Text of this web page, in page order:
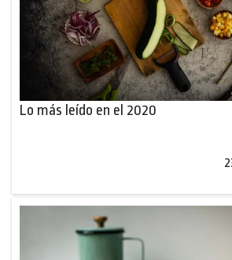
Lo más leído en el 2020